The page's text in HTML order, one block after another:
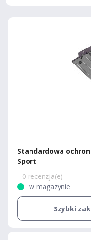
Standardowa
Sport
0 recenzja(e)
w magazynie
Szybki